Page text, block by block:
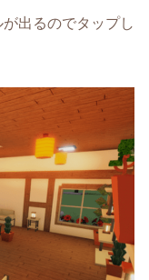
出るのでタップし